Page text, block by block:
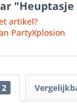
artikel?
PartyXplosion
2